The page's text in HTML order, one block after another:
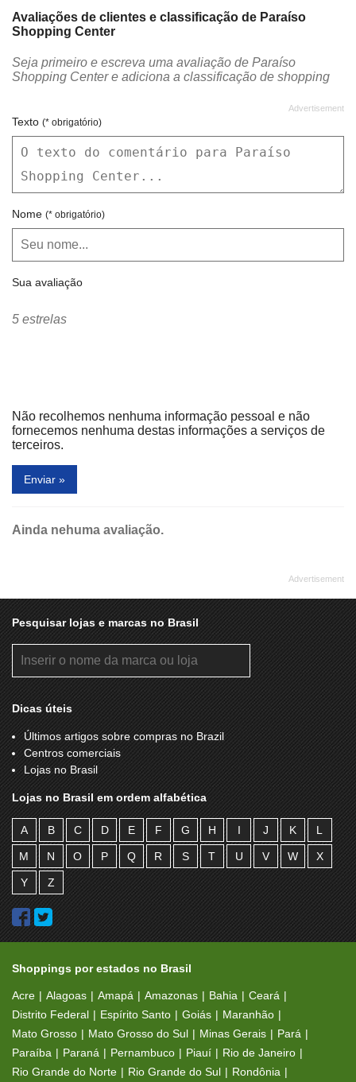
Miau é Moda Praia
Mr.Oliver
Norte cell oBoticário
Rede Cartório Fácil
Sapataria Fortal Eza Shock
Shock Shoes
Yasmin Fashion
Avaliações de clientes e classificação de Paraíso
Shopping Center
Seja primeiro e escreva uma avaliação de Paraíso
Shopping Center e adiciona a classificação de shopping
Texto (* obrigatório)
Nome (* obrigatório)
Sua avaliação
5 estrelas
Não recolhemos nenhuma informação pessoal e não
fornecemos nenhuma destas informações a serviços de
terceiros.
Enviar »
Ainda nehuma avaliação.
Pesquisar lojas e marcas no Brasil
Dicas úteis
Últimos artigos sobre compras no Brazil
Centros comerciais
Lojas no Brasil
Lojas no Brasil em ordem alfabética
A B C D E F G H I J K L
M N O P Q R S T U V W X
Y Z
Shoppings por estados no Brasil
Acre Alagoas Amapá Amazonas Bahia
Ceará
Distrito Federal
Espírito Santo Goiás
Maranhão
Mato Grosso
Mato Grosso do Sul Minas Gerais
Pará
Paraíba
Paraná Pernambuco Piauí
Rio de Janeiro
Rio Grande do Norte
Rio Grande do Sul Rondônia